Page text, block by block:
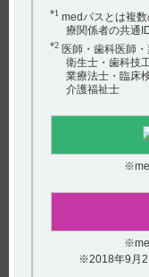
■副作用の発現状況
■副作用の発現まで
■副作用の発現時期：
（参考）眼障害（網
*1 medパスとは複
療関係者の共通
*2 医師・歯科医師
衛生士・歯科技
業療法士・臨床
介護福祉士
※2018年9月2